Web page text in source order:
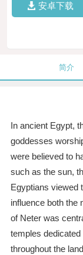
安卓下载
简介
In ancient Egypt,
goddesses
were believed to
such as the sun,
Egyptians viewed
influence both the
of Neter was
temples
throughout the